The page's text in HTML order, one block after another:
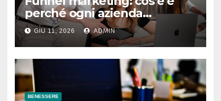
perché ogni azienda
dovrebbe implementarlo
GIU 11, 2026 ADMIN
BENESSERE